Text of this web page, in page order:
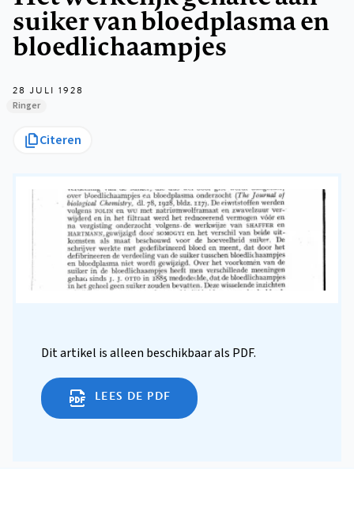
suiker van bloedplasma en
bloedlichaampjes
28 JULI 1928
Ringer
Citeren
Dit artikel is alleen beschikbaar als PDF.
LEES DE PDF